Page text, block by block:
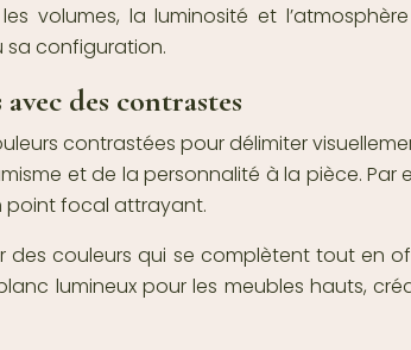
volumes, la luminosité et
sa configuration.
des contrastes
contrastées pour délimiter
et de la personnalité à la pièce.
point focal attrayant.
des couleurs qui se complètent tout
lumineux pour les meubles hauts,